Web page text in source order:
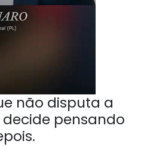
não disputa a
pensando